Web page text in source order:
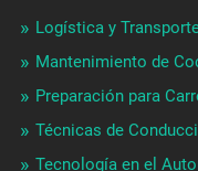
Logística y
Mantenimiento de
Preparación para
Técnicas de
Tecnología en el